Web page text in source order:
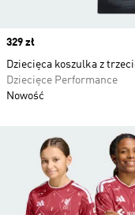
Price
329 zł
Dziecięca koszulka z
Dziecięce Performance
Nowość